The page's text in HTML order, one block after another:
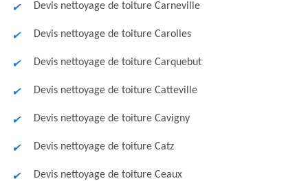
Devis nettoyage de toiture Carneville
Devis nettoyage de toiture Carolles
Devis nettoyage de toiture Carquebut
Devis nettoyage de toiture Catteville
Devis nettoyage de toiture Cavigny
Devis nettoyage de toiture Catz
Devis nettoyage de toiture Ceaux